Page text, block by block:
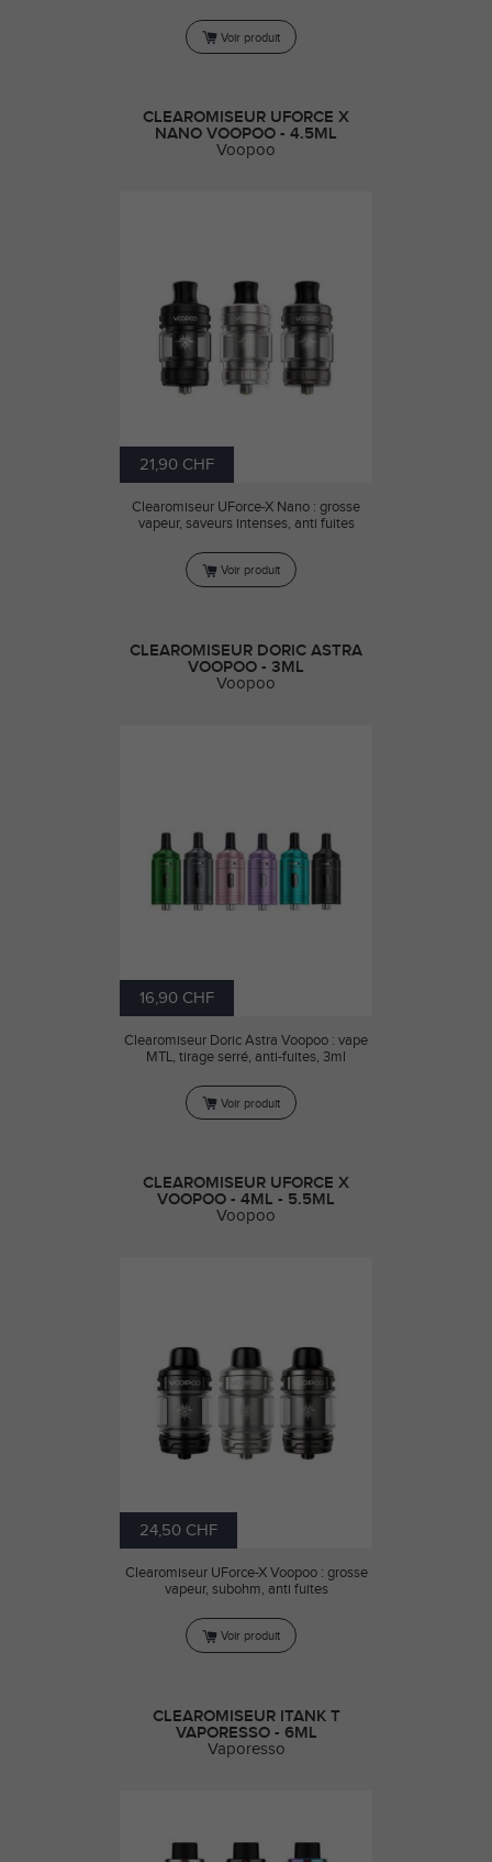
Voir produit
CLEAROMISEUR UFORCE X
NANO VOOPOO - 4.5ML
Voopoo
21,90 CHF
Clearomiseur UForce-X Nano : grosse
vapeur, saveurs intenses, anti fuites
Voir produit
CLEAROMISEUR DORIC ASTRA
VOOPOO - 3ML
Voopoo
16,90 CHF
Clearomiseur Doric Astra Voopoo : vape
MTL, tirage serré, anti-fuites, 3ml
Voir produit
CLEAROMISEUR UFORCE X
VOOPOO - 4ML - 5.5ML
Voopoo
24,50 CHF
Clearomiseur UForce-X Voopoo : grosse
vapeur, subohm, anti fuites
Voir produit
CLEAROMISEUR ITANK T
VAPORESSO - 6ML
Vaporesso